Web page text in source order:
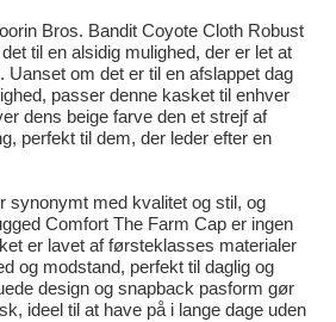
Bros. Bandit Coyote Cloth Robust
til en alsidig mulighed, der er let at
Uanset om det er til en afslappet dag
passer denne kasket til enhver
dens beige farve den et strejf af
perfekt til dem, der leder efter en
med kvalitet og stil, og
Comfort The Farm Cap er ingen
er lavet af førsteklasses materialer
og modstand, perfekt til daglig og
design og snapback pasform gør
ideel til at have på i lange dage uden